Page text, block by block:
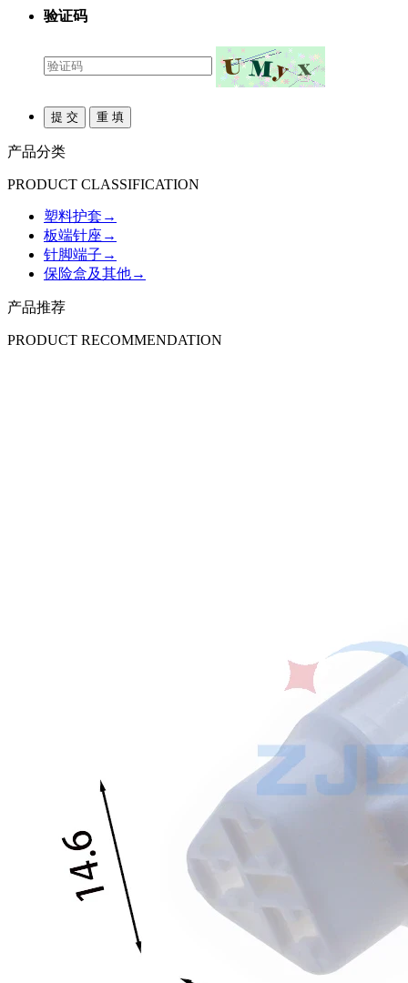
验证码
产品分类
PRODUCT CLASSIFICATION
塑料护套 →
板端针座 →
针脚端子 →
保险盒及其他→
产品推荐
PRODUCT RECOMMENDATION